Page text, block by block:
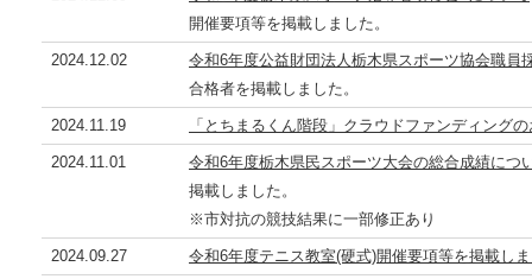
開催要項等を掲載しました。
2024.12.02
令和6年度公益財団法人栃木県スポーツ協会職員
合格者を掲載しました。
2024.11.19 「とちまるくん階段」クラウドファンディング
2024.11.01
令和6年度栃木県民スポーツ大会の総合成績につ
掲載しました。
※市対抗の競技結果に一部修正あり
2024.09.27 令和6年度テニス教室(硬式)開催要項等を掲載し